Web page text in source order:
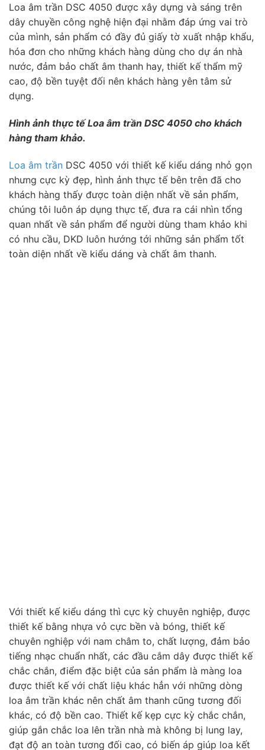
Loa âm trần DSC 4050 được xây dựng và sáng trên
dây chuyền công nghệ hiện đại nhằm đáp ứng vai trò
của mình, sản phẩm có đầy đủ giấy tờ xuất nhập khẩu,
hóa đơn cho những khách hàng dùng cho dự án nhà
nước, đảm bảo chất âm thanh hay, thiết kế thẩm mỹ
cao, độ bền tuyệt đối nên khách hàng yên tâm sử
dụng.
Hình ảnh thực tế Loa âm trần DSC 4050 cho khách
hàng tham khảo.
Loa âm trần DSC 4050 với thiết kế kiểu dáng nhỏ gọn
nhưng cực kỳ đẹp, hình ảnh thực tế bên trên đã cho
khách hàng thấy được toàn diện nhất về sản phẩm,
chúng tôi luôn áp dụng thực tế, đưa ra cái nhìn tổng
quan nhất về sản phẩm để người dùng tham khảo khi
có nhu cầu, DKD luôn hướng tới những sản phẩm tốt
toàn diện nhất về kiểu dáng và chất âm thanh.
Với thiết kế kiểu dáng thì cực kỳ chuyên nghiệp, được
thiết kế bằng nhựa vỏ cực bền và bóng, thiết kế
chuyên nghiệp với nam châm to, chất lượng, đảm bảo
tiếng nhạc chuẩn nhất, các đầu cắm dây được thiết kế
chắc chắn, điểm đặc biệt của sản phẩm là màng loa
được thiết kế với chất liệu khác hẳn với những dòng
loa âm trần khác nên chất âm thanh cũng tương đối
khác, có độ bền cao. Thiết kế kẹp cực kỳ chắc chắn,
giúp gắn chắc loa lên trần nhà mà không bị lung lay,
đạt độ an toàn tương đối cao, có biến áp giúp loa kết